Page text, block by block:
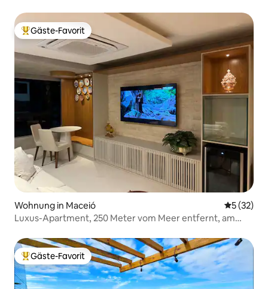
Beliebter Gäste-Favorit.
Gäste-Favorit
Wohnung in Maceió
5 (32)
Luxus-Apartment, 250 Meter vom Meer entfernt, am
Beliebter Gäste-Favorit.
Gäste-Favorit